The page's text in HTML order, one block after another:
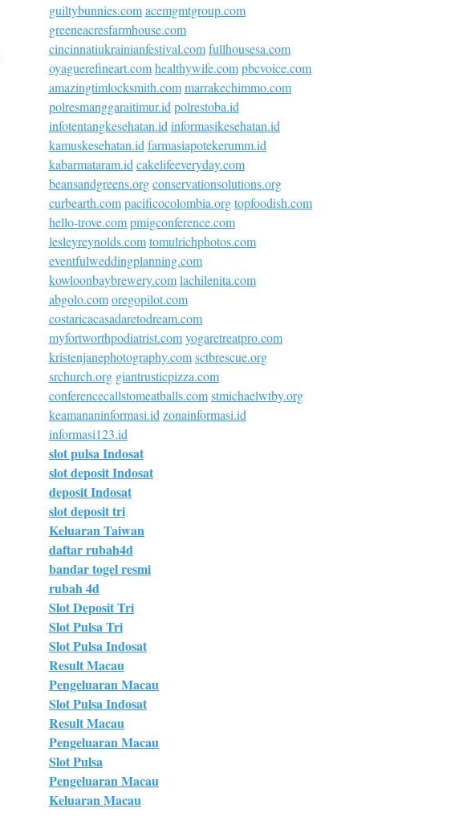
guiltybunnies.comacemgmtgroup.com
greeneacresfarmhouse.com
cincinnatiukrainianfestival.comfullhousesa.com
oyaguerefineart.comhealthywife.compbcvoice.com
amazingtimlocksmith.commarrakechimmo.com
polresmanggaraitimur.id polrestoba.id
infotentangkesehatan.id informasikesehatan.id
kamuskesehatan.id farmasiapotekerumm.id
kabarmataram.id cakelifeeveryday.com
beansandgreens.orgconservationsolutions.org
curbearth.compacificocolombia.orgtopfoodish.com
hello-trove.compmigconference.com
lesleyreynolds.comtomulrichphotos.com
eventfulweddingplanning.com
kowloonbaybrewery.comlachilenita.com
abgolo.comoregopilot.com
costaricacasadaretodream.com
myfortworthpodiatrist.comyogaretreatpro.com
kristenjanephotography.comsctbrescue.org
srchurch.org giantrusticpizza.com
conferencecallstomeatballs.comstmichaelwtby.org
keamananinformasi.id zonainformasi.id
informasi123.id
slot pulsa Indosat
slot deposit Indosat
deposit Indosat
slot deposit tri
Keluaran Taiwan
daftar rubah4d
bandar togel resmi
rubah 4d
Slot Deposit Tri
Slot Pulsa Tri
Slot Pulsa Indosat
Result Macau
Pengeluaran Macau
Slot Pulsa Indosat
Result Macau
Pengeluaran Macau
Slot Pulsa
Pengeluaran Macau
Keluaran Macau